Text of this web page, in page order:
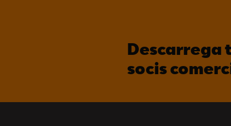
Descarrega
socis